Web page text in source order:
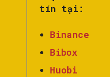
tín tại:
Binance
Bibox
Huobi